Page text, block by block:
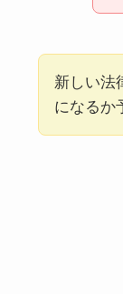
新しい法
になるか